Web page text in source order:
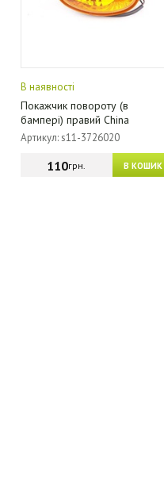
В наявності
Покажчик повороту (в
бампері) правий China
Артикул: s11-3726020
В КОШИК
110грн.